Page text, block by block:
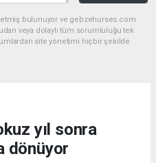
etmiş bulunuyor ve gebzehurses.com
veya dolaylı tüm sorumluluğu tek
site yönetimi hiçbir şekilde
yıl sonra
dönüyor